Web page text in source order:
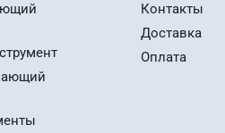
Контакты
Доставка
Оплата